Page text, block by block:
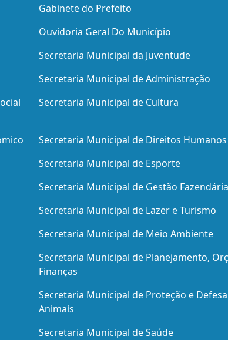
Gabinete do Prefeito
Ouvidoria Geral Do Município
Secretaria Municipal da Juventude
Secretaria Municipal de Administração
Secretaria Municipal de Cultura
Secretaria Municipal de Direitos Humanos
Secretaria Municipal de Esporte
Secretaria Municipal de Gestão Fazendária
Secretaria Municipal de Lazer e Turismo
Secretaria Municipal de Meio Ambiente
Secretaria Municipal de Planejamento,
Finanças
Secretaria Municipal de Proteção e
Animais
Secretaria Municipal de Saúde